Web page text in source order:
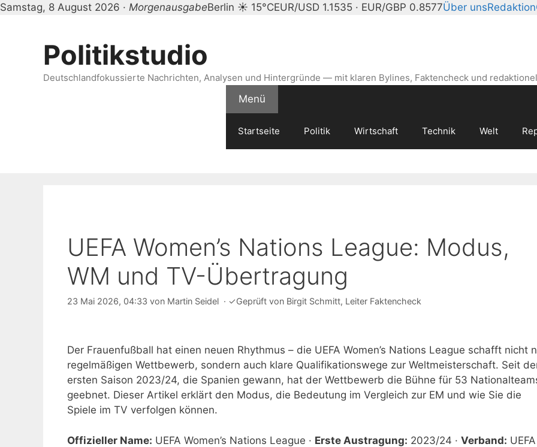
Samstag, 8 August 2026 · MorgenausgabeBerlin ☀ 15°CEUR/USD 1.1535 · EUR/GBP 0.8577Über unsRedaktion
Politikstudio
Deutschlandfokussierte Nachrichten, Analysen und Hintergründe — mit klaren Bylines, Faktencheck und
Menü
Startseite Politik Wirtschaft Technik Welt
UEFA Women’s Nations League: Modus,
WM und TV-Übertragung
23 Mai 2026, 04:33 von Martin Seidel · ✓Geprüft von Birgit Schmitt, Leiter Faktencheck
Der Frauenfußball hat einen neuen Rhythmus – die UEFA Women’s Nations League schafft nicht
regelmäßigen Wettbewerb, sondern auch klare Qualifikationswege zur Weltmeisterschaft. Seit
ersten Saison 2023/24, die Spanien gewann, hat der Wettbewerb die Bühne für 53
geebnet. Dieser Artikel erklärt den Modus, die Bedeutung im Vergleich zur EM und wie Sie die
Spiele im TV verfolgen können.
Offizieller Name: UEFA Women’s Nations League · Erste Austragung: 2023/24 · Verband: UEFA